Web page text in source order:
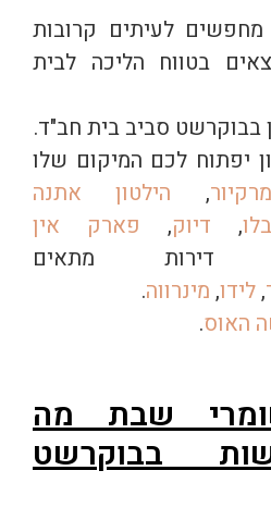
לעיתים קרובות
בטווח הליכה לבית
בבוקרשט סביב בית חב"ד.
יפתוח לכם המיקום שלו
מרקיור, הילטון אתנה
, דיוק, פארק אין
מתאים
,לידו, מינרווה.
האוס.
שבת מה
בבוקרשט